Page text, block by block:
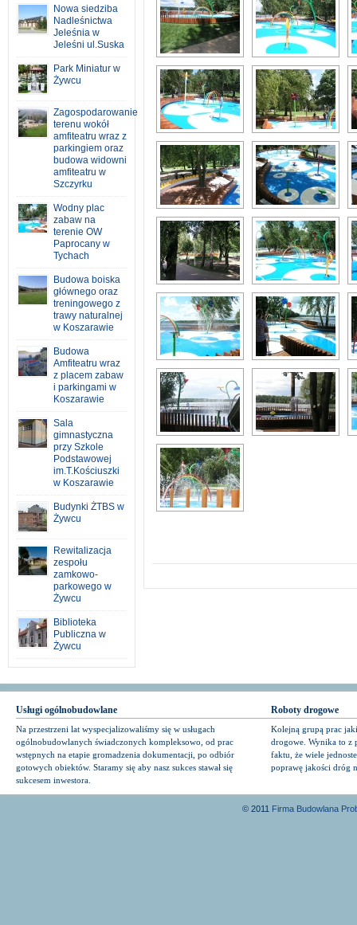
Nowa siedziba
Nadleśnictwa
Jeleśnia w
Jeleśni ul.Suska
Park Miniatur w
Żywcu
Zagospodarowanie
terenu wokół
amfiteatru wraz z
parkingiem oraz
budowa widowni
amfiteatru w
Szczyrku
Wodny plac
zabaw na
terenie OW
Paprocany w
Tychach
Budowa boiska
głównego oraz
treningowego z
trawy naturalnej
w Koszarawie
Budowa
Amfiteatru wraz
z placem zabaw
i parkingami w
Koszarawie
Sala
gimnastyczna
przy Szkole
Podstawowej
im.T.Kościuszki
w Koszarawie
Budynki ŻTBS w
Żywcu
Rewitalizacja
zespołu
zamkowo-
parkowego w
Żywcu
Biblioteka
Publiczna w
Żywcu
Usługi ogólnobudowlane
Na przestrzeni lat wyspecjalizowaliśmy się w usługach
ogólnobudowlanych świadczonych kompleksowo, od prac
wstępnych na etapie gromadzenia dokumentacji, po odbiór
gotowych obiektów. Staramy się aby nasz sukces stawał się
sukcesem inwestora.
Roboty drogowe
Kolejną grupą prac
drogowe. Wynika to z
faktu, że wiele
poprawę jakości dróg
© 2011 Firma Budowlana